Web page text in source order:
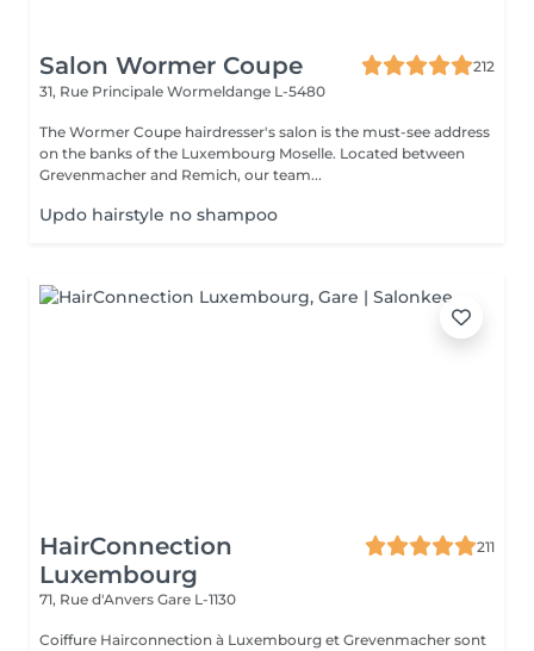
Salon Wormer Coupe
212
31, Rue Principale Wormeldange L-5480
The Wormer Coupe hairdresser's salon is the must-see address
on the banks of the Luxembourg Moselle. Located between
Grevenmacher and Remich, our team...
Updo hairstyle no shampoo
HairConnection
Luxembourg
211
71, Rue d'Anvers Gare L-1130
Coiffure Hairconnection à Luxembourg et Grevenmacher sont